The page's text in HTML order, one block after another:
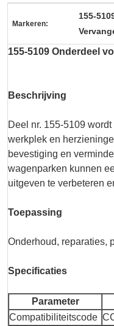
Markeren:
155-
155-5109 Onderdeel
Beschrijving
Deel nr. 155-5109
werkplek en
bevestiging en
wagenparken kunnen
uitgeven te verbeteren
Toepassing
Onderhoud, reparaties,
Specificaties
Parameter
Compatibiliteitscode